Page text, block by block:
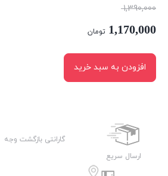
1,390,000قیمت
اصلی:
1,170,000 تومان
فعلی:
1,170,000 تومان.
افزودن به سبد خرید
ارسال سریع
گارانتی بازگشت وجه